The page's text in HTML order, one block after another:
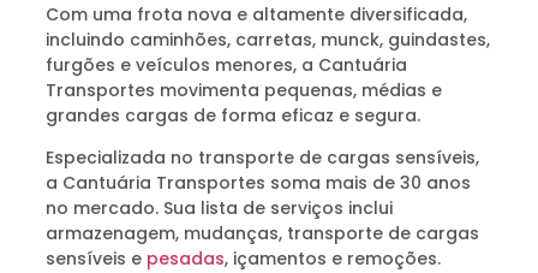
Com uma frota nova e altamente diversificada,
incluindo caminhões, carretas, munck, guindastes,
furgões e veículos menores, a Cantuária
Transportes movimenta pequenas, médias e
grandes cargas de forma eficaz e segura.
Especializada no transporte de cargas sensíveis,
a Cantuária Transportes soma mais de 30 anos
no mercado. Sua lista de serviços inclui
armazenagem, mudanças, transporte de cargas
sensíveis e pesadas, içamentos e remoções.